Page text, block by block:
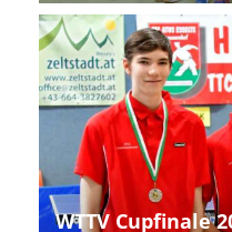
WTTV Cupfinale